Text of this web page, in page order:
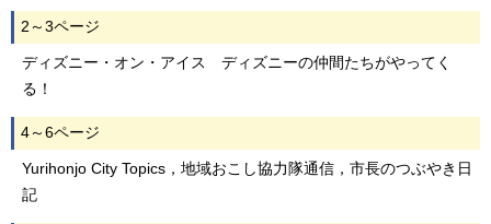
2～3ページ
ディズニー・オン・アイス ディズニーの仲間たちがやってく
る！
4～6ページ
Yurihonjo City Topics，地域おこし協力隊通信，市長のつぶやき日
記